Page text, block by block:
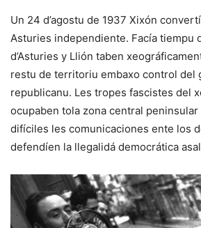
Un 24 d’agostu de 1937 Xixón
Asturies independiente. Facía tiempu
d’Asturies y Llión taben
restu de territoriu embaxo control del
republicanu. Les tropes fascistes del
ocupaben tola zona central
difíciles les comunicaciones ente los
defendíen la llegalidá democrática